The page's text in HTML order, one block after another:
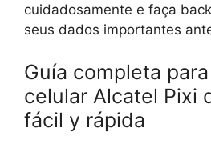
cuidadosamente e faça
seus dados importantes
Guía completa
celular Alcatel Pixi
fácil y rápida